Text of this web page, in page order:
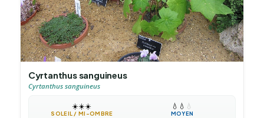
Cyrtanthus sanguineus
Cyrtanthus sanguineus
☀️☀️☀️
SOLEIL / MI-OMBRE
💧 💧 💧
MOYEN